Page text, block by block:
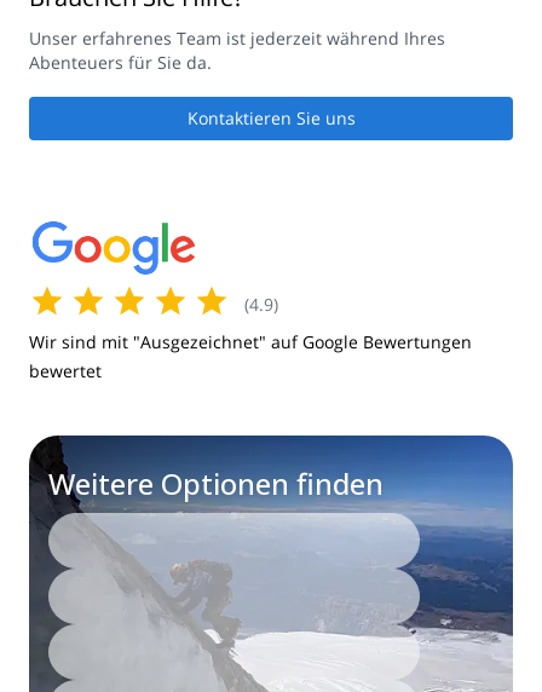
Unser erfahrenes Team ist jederzeit während Ihres
Abenteuers für Sie da.
Kontaktieren Sie uns
(4.9)
Wir sind mit "Ausgezeichnet" auf Google Bewertungen
bewertet
Weitere Optionen finden